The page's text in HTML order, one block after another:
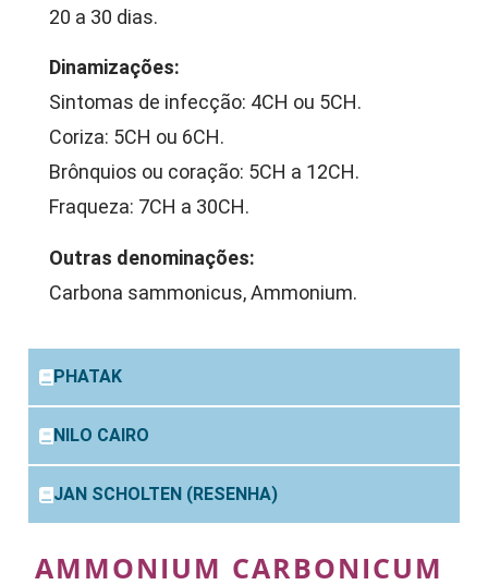
20 a 30 dias.
Dinamizações:
Sintomas de infecção: 4CH ou 5CH.
Coriza: 5CH ou 6CH.
Brônquios ou coração: 5CH a 12CH.
Fraqueza: 7CH a 30CH.
Outras denominações:
Carbona sammonicus, Ammonium.
PHATAK
NILO CAIRO
JAN SCHOLTEN (RESENHA)
AMMONIUM CARBONICUM